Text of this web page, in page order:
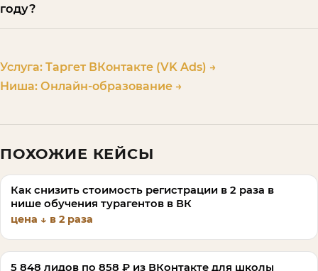
году?
Услуга: Таргет ВКонтакте (VK Ads) →
Ниша: Онлайн-образование →
ПОХОЖИЕ КЕЙСЫ
Как снизить стоимость регистрации в 2 раза в
нише обучения турагентов в ВК
цена ↓ в 2 раза
5 848 лидов по 858 ₽ из ВКонтакте для школы